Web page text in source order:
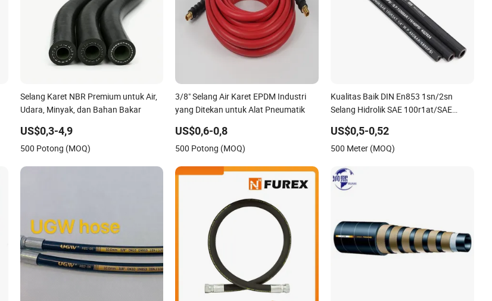
Selang Karet NBR Premium untuk Air,
Udara, Minyak, dan Bahan Bakar
US$0,3-4,9
500 Potong (MOQ)
3/8" Selang Air Karet EPDM Industri
yang Ditekan untuk Alat Pneumatik
US$0,6-0,8
500 Potong (MOQ)
Kualitas Baik DIN En853 1sn/2sn
Selang Hidrolik SAE 100r1at/SAE
US$0,5-0,52
500 Meter (MOQ)